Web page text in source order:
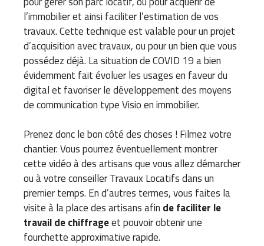
l’immobilier et ainsi faciliter l’estimation de vos
travaux. Cette technique est valable pour un projet
d’acquisition avec travaux, ou pour un bien que vous
possédez déjà. La situation de COVID 19 a bien
évidemment fait évoluer les usages en faveur du
digital et favoriser le développement des moyens
de communication type Visio en immobilier.
Prenez donc le bon côté des choses ! Filmez votre
chantier. Vous pourrez éventuellement montrer
cette vidéo à des artisans que vous allez démarcher
ou à votre conseiller Travaux Locatifs dans un
premier temps. En d’autres termes, vous faites la
visite à la place des artisans afin de faciliter le
travail de chiffrageet pouvoir obtenir une
fourchette approximative rapide.